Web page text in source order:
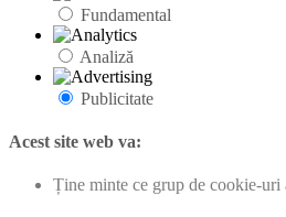
Fundamental
Analiză
Publicitate
Acest site web va:
Ține minte ce grup de cookie-uri